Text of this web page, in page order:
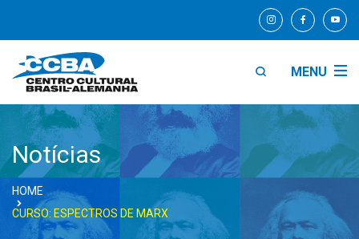
MENU
Notícias
HOME
CURSO: ESPECTROS DE MARX